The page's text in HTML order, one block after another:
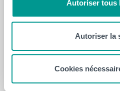
Autoriser tous
Autoriser la
Cookies
Partenaires industriels